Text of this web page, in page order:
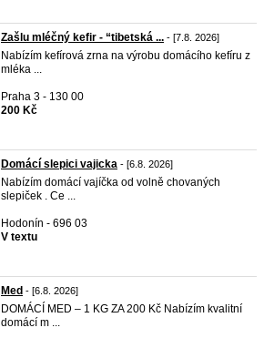
Zašlu mléčný kefir - “tibetská ... - [7.8. 2026]
Nabízím kefírová zrna na výrobu domácího kefíru z
mléka ...
Praha 3 - 130 00
200 Kč
Domácí slepici vajicka - [6.8. 2026]
Nabízím domácí vajíčka od volně chovaných
slepiček . Ce ...
Hodonín - 696 03
V textu
Med - [6.8. 2026]
DOMÁCÍ MED – 1 KG ZA 200 Kč Nabízím kvalitní
domácí m ...